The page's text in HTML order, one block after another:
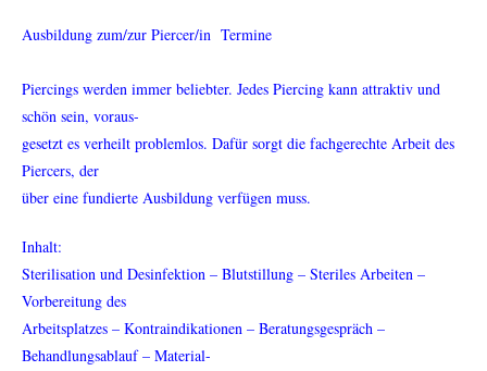
Ausbildung zum/zur Piercer/in Termine
Piercings werden immer beliebter. Jedes Piercing kann attraktiv und
schön sein, voraus-
gesetzt es verheilt problemlos. Dafür sorgt die fachgerechte Arbeit des
Piercers, der
über eine fundierte Ausbildung verfügen muss.
Inhalt:
Sterilisation und Desinfektion – Blutstillung – Steriles Arbeiten –
Vorbereitung des
Arbeitsplatzes – Kontraindikationen – Beratungsgespräch –
Behandlungsablauf – Material-